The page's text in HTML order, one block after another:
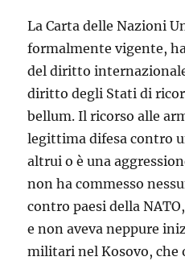
La Carta delle Nazioni
formalmente vigente,
del diritto
diritto degli Stati di
bellum. Il ricorso alle
legittima difesa contro
altrui o è una
non ha commesso
contro paesi della
e non aveva neppure
militari nel Kosovo, che